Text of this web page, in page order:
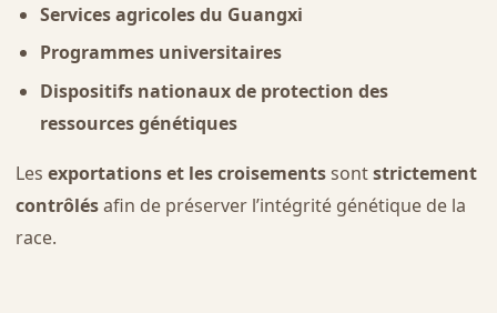
Services agricoles du Guangxi
Programmes universitaires
Dispositifs nationaux de protection des
ressources génétiques
Les exportations et les croisementssontstrictement
contrôlésafin de préserver l’intégrité génétique de la
race.